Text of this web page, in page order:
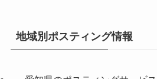
地域別ポスティング情報